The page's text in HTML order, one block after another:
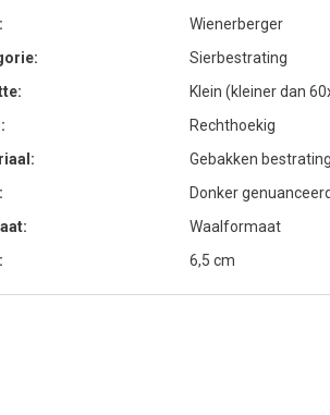
Wienerberger
Sierbestrating
Klein (kleiner dan
Rechthoekig
Gebakken
Donker genuanceerd
Waalformaat
6,5 cm